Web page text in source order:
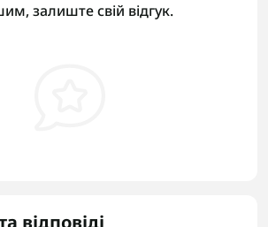
залиште свій відгук.
відповіді